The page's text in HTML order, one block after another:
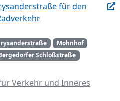
für den
Mohnhof
Schloßstraße
Verkehr und Inneres